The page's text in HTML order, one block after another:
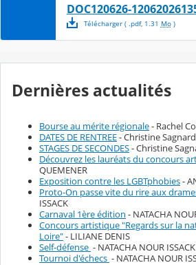
DOC120626-
Télécharger( .pdf, 1.31 Mo)
Dernières actualités
Bourse au mérite régionale- Rachel
DATES DE RENTREE- Christine Sagnard
STAGES DE SECONDES- Christine
Découvrez les lauréats du concours
QUEMENER
Exposition contre les LGBTphobies-
Proto-On passe vite du rire aux
ISSACK
Carnaval 1ère édition - NATACHA
Concours artistique "Regards sur la
Loire"- LILIANE DENIS
Self-défense - NATACHA NOUR ISSACK
Tournoi d'échecs - NATACHA NOUR